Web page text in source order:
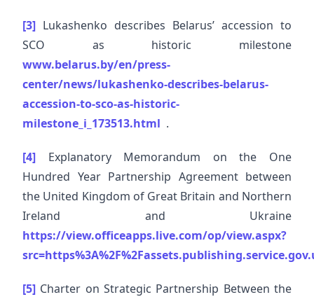
[3] Lukashenko describes Belarus’ accession to
SCO as historic milestone
www.belarus.by/en/press-
center/news/lukashenko-describes-belarus-
accession-to-sco-as-historic-
milestone_i_173513.html .
[4] Explanatory Memorandum on the One
Hundred Year Partnership Agreement between
the United Kingdom of Great Britain and Northern
Ireland and Ukraine
https://view.officeapps.live.com/op/view.aspx?
[5] Charter on Strategic Partnership Between the